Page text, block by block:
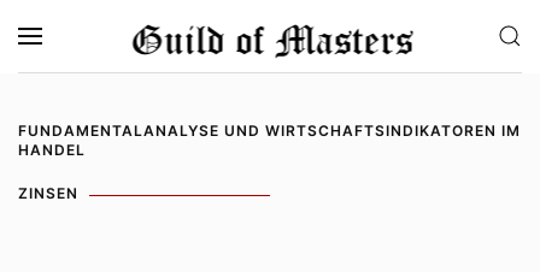
Zum Hauptinhalt springen
FUNDAMENTALANALYSE UND WIRTSCHAFTSINDIKATOREN IM
HANDEL
ZINSEN